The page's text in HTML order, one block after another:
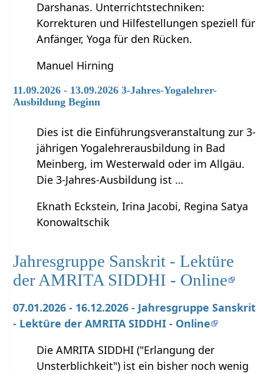
Darshanas. Unterrichtstechniken:
Korrekturen und Hilfestellungen speziell für
Anfänger, Yoga für den Rücken.
Manuel Hirning
11.09.2026 - 13.09.2026 3-Jahres-Yogalehrer-
Ausbildung Beginn
Dies ist die Einführungsveranstaltung zur 3-
jährigen Yogalehrerausbildung in Bad
Meinberg, im Westerwald oder im Allgäu.
Die 3-Jahres-Ausbildung ist …
Eknath Eckstein, Irina Jacobi, Regina Satya
Konowaltschik
Jahresgruppe Sanskrit - Lektüre
der AMRITA SIDDHI - Online
07.01.2026 - 16.12.2026 - Jahresgruppe Sanskrit
- Lektüre der AMRITA SIDDHI - Online
Die AMRITA SIDDHI ("Erlangung der
Unsterblichkeit") ist ein bisher noch wenig